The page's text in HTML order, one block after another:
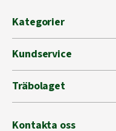
Kategorier
Kundservice
Träbolaget
Kontakta oss